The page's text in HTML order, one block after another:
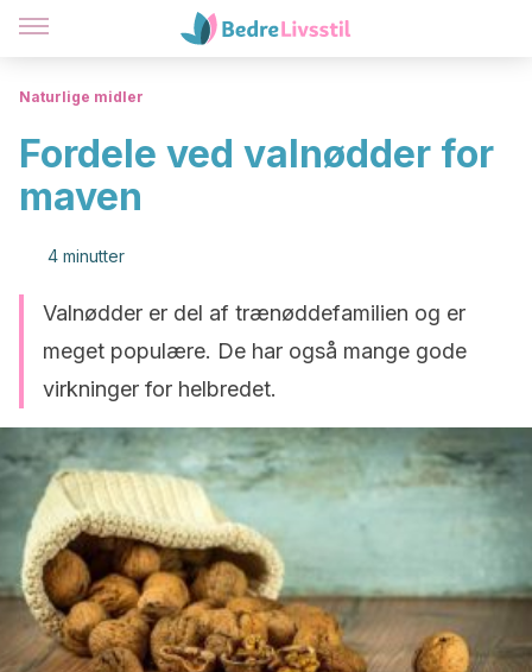
Naturlige midler
Fordele ved valnødder for
maven
4 minutter
Valnødder er del af trænøddefamilien og er
meget populære. De har også mange gode
virkninger for helbredet.